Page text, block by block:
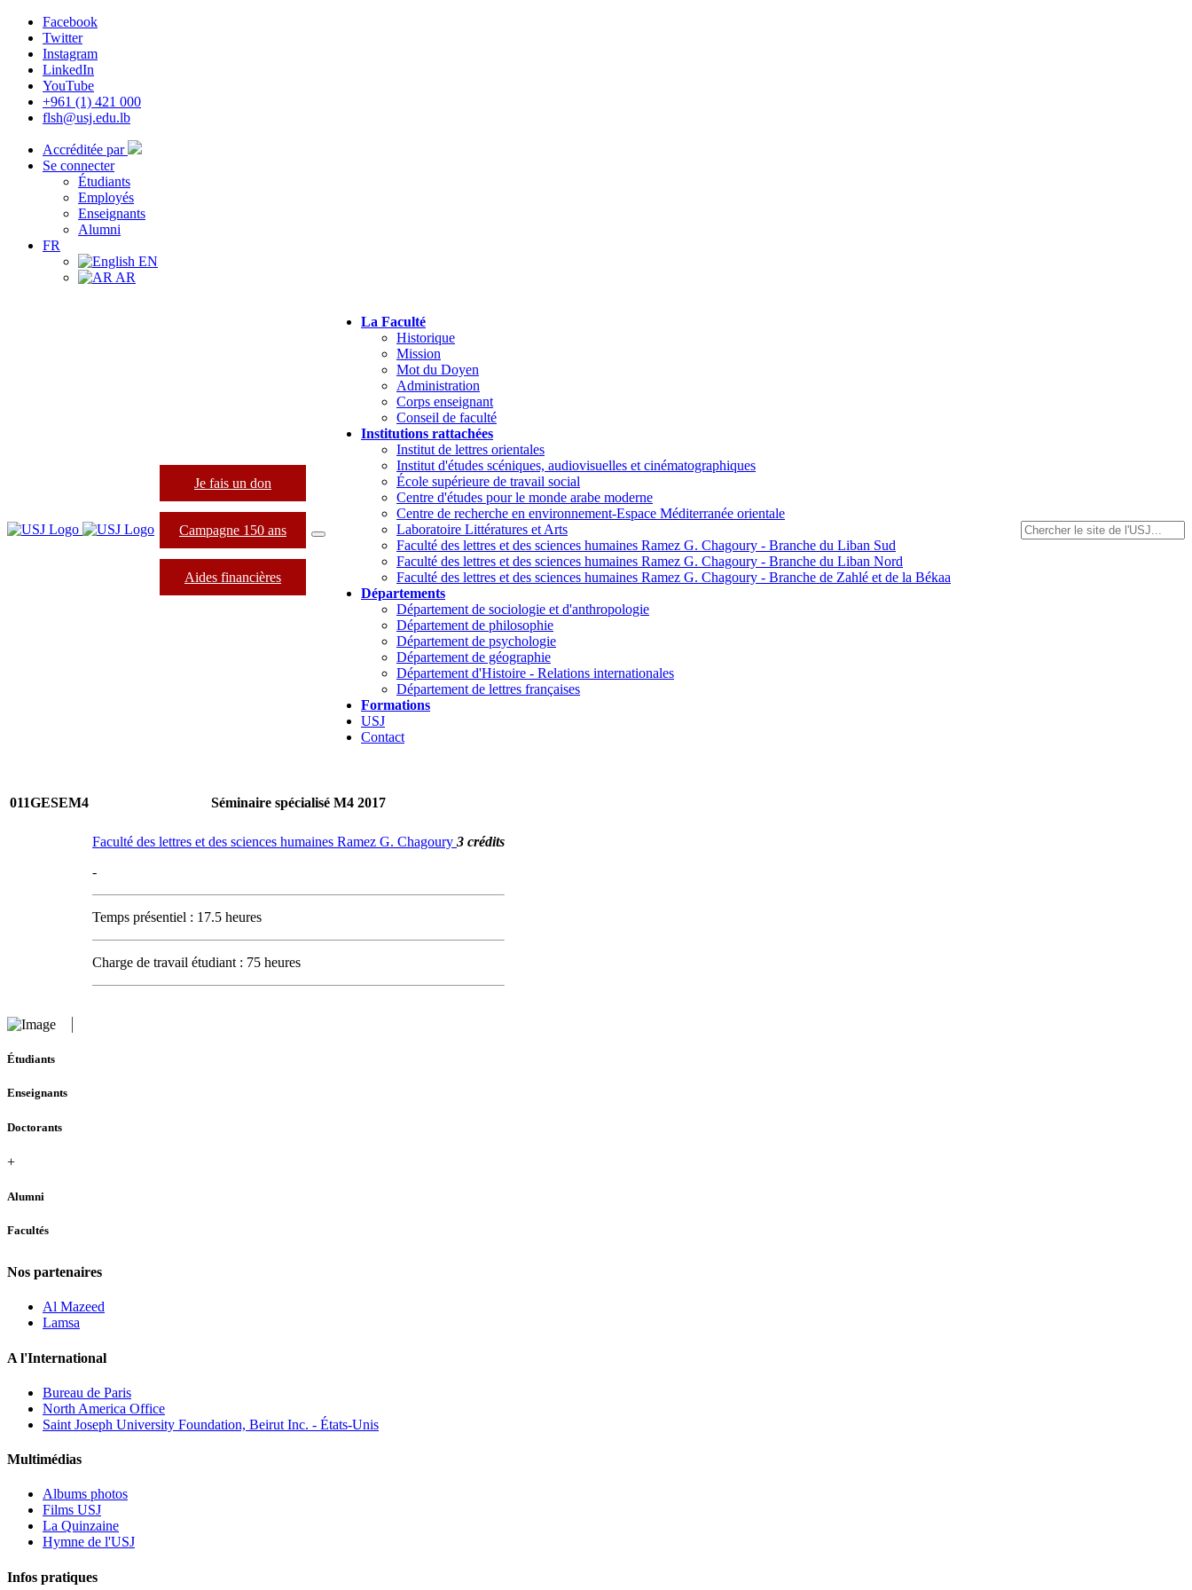
Facebook
Twitter
Instagram
LinkedIn
YouTube
+961 (1) 421 000
flsh@usj.edu.lb
Accréditée par
Se connecter
Étudiants
Employés
Enseignants
Alumni
FR
EN
AR
Je fais un don
Campagne 150 ans
Aides financières
La Faculté
Historique
Mission
Mot du Doyen
Administration
Corps enseignant
Conseil de faculté
Institutions rattachées
Institut de lettres orientales
Institut d'études scéniques, audiovisuelles et cinématographiques
École supérieure de travail social
Centre d'études pour le monde arabe moderne
Centre de recherche en environnement-Espace Méditerranée orientale
Laboratoire Littératures et Arts
Faculté des lettres et des sciences humaines Ramez G. Chagoury - Branche du Liban Sud
Faculté des lettres et des sciences humaines Ramez G. Chagoury - Branche du Liban Nord
Faculté des lettres et des sciences humaines Ramez G. Chagoury - Branche de Zahlé et de la Békaa
Départements
Département de sociologie et d'anthropologie
Département de philosophie
Département de psychologie
Département de géographie
Département d'Histoire - Relations internationales
Département de lettres françaises
Formations
USJ
Contact
011GESEM4 Séminaire spécialisé M4 2017
Faculté des lettres et des sciences humaines Ramez G. Chagoury 3 crédits
-
Temps présentiel : 17.5 heures
Charge de travail étudiant : 75 heures
Étudiants
Enseignants
Doctorants
+
Alumni
Facultés
Nos partenaires
Al Mazeed
Lamsa
A l'International
Bureau de Paris
North America Office
Saint Joseph University Foundation, Beirut Inc. - États-Unis
Multimédias
Albums photos
Films USJ
La Quinzaine
Hymne de l'USJ
Infos pratiques